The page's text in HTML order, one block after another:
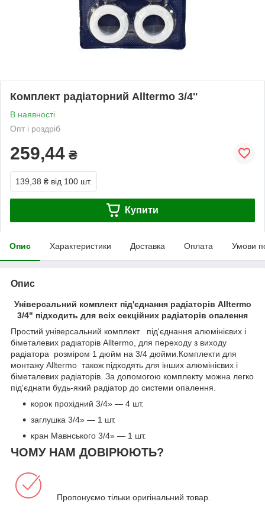
Комплект радіаторний Alltermo 3/4''
В наявності
Опт і роздріб
259,44 ₴
139,38 ₴ від 100 шт.
Купити
Опис Характеристики Доставка Оплата Умови
Опис
Універсальний комплект під'єднання радіаторів Alltermo
3/4" підходить для всіх секційних радіаторів опалення
Простий універсальний комплект під'єднання алюмінієвих і
біметалевих радіаторів Alltermo, для переходу з виходу
радіатора розміром 1 дюйм на 3/4 дюйми.Комплекти для
монтажу Alltermo також підходять для інших алюмінієвих і
біметалевих радіаторів. За допомогою комплекту можна легко
під'єднати будь-який радіатор до системи опалення.
корок прохідний 3/4» — 4 шт.
заглушка 3/4» — 1 шт.
кран Мавнського 3/4» — 1 шт.
ЧОМУ НАМ ДОВІРЮЮТЬ?
Пропонуємо тільки оригінальний товар.